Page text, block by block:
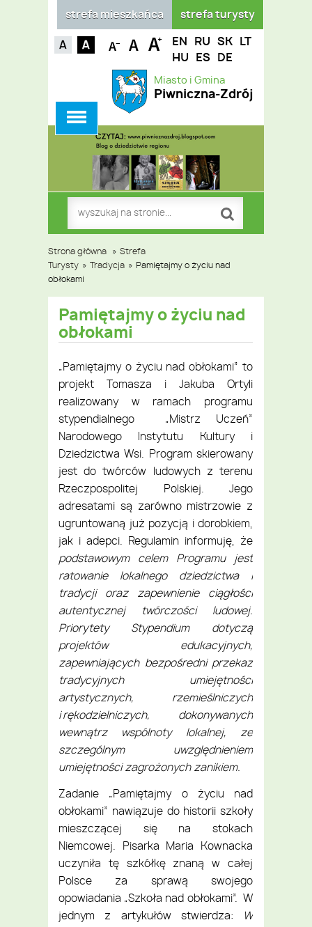
Miasto i Gmina
Piwniczna-Zdrój
EN RU SK
LT
HU
ES DE
strefa turysty
strefa mieszkańca
Strona główna » Strefa
Turysty » Tradycja » Pamiętajmy o życiu nad
obłokami
Pamiętajmy o życiu nad
obłokami
„Pamiętajmy o życiu nad obłokami” to
projekt Tomasza i Jakuba Ortyli
realizowany w ramach programu
stypendialnego „Mistrz Uczeń”
Narodowego Instytutu Kultury i
Dziedzictwa Wsi. Program skierowany
jest do twórców ludowych z terenu
Rzeczpospolitej Polskiej. Jego
adresatami są zarówno mistrzowie z
ugruntowaną już pozycją i dorobkiem,
jak i adepci. Regulamin informuję, że
podstawowym celem Programu jest
ratowanie lokalnego dziedzictwa i
tradycji oraz zapewnienie ciągłości
autentycznej twórczości ludowej.
Priorytety Stypendium dotyczą
projektów edukacyjnych,
zapewniających bezpośredni przekaz
tradycyjnych umiejętności
artystycznych, rzemieślniczych
i rękodzielniczych, dokonywanych
wewnątrz wspólnoty lokalnej, ze
szczególnym uwzględnieniem
umiejętności zagrożonych zanikiem.
Zadanie „Pamiętajmy o życiu nad
obłokami” nawiązuje do historii szkoły
mieszczącej się na stokach
Niemcowej. Pisarka Maria Kownacka
uczyniła tę szkółkę znaną w całej
Polsce za sprawą swojego
opowiadania „Szkoła nad obłokami”. W
jednym z artykułów stwierdza:
W